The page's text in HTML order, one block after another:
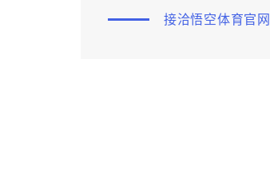
接洽悟空体育官网